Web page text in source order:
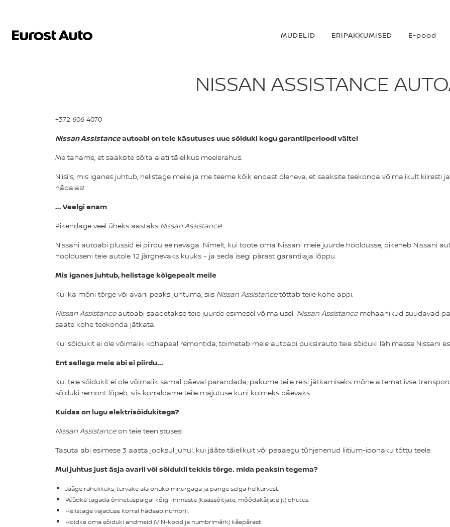
MUDELID ERIPAKKUMISED E-pood
NISSAN ASSISTANCE
+372 606 4070
Nissan Assistanceautoabi on teie käsutuses uue sõiduki kogu garantiiperioodi vältel
Me tahame, et saaksite sõita alati täielikus meelerahus.
Niisiis, mis iganes juhtub, helistage meile ja me teeme kõik endast oleneva, et saaksite teekonda võimalikult kiiresti
nädalas!
... Veelgi enam
Pikendage veel üheks aastaks Nissan Assistance!
Nissani autoabi plussid ei piirdu eelnevaga. Nimelt, kui toote oma Nissani meie juurde hooldusse, pikeneb Nissani
hoolduseni teie autole 12 järgnevaks kuuks – ja seda isegi pärast garantiiaja lõppu.
Mis iganes juhtub, helistage kõigepealt meile
Kui ka mõni tõrge või avarii peaks juhtuma, siis Nissan Assistancetõttab teile kohe appi.
Nissan Assistanceautoabi saadetakse teie juurde esimesel võimalusel. Nissan Assistancemehaanikud suudavad
saate kohe teekonda jätkata.
Kui sõidukit ei ole võimalik kohapeal remontida, toimetab meie autoabi puksiirauto teie sõiduki lähimasse Nissani
Ent sellega meie abi ei piirdu...
Kui teie sõidukit ei ole võimalik samal päeval parandada, pakume teile reisi jätkamiseks mõne alternatiivse
sõiduki remont lõpeb, siis korraldame teile majutuse kuni kolmeks päevaks.
Kuidas on lugu elektrisõidukitega?
Nissan Assistanceon teie teenistuses!
Tasuta abi esimese 3 aasta jooksul juhul, kui jääte täielikult või peaaegu tühjenenud liitium-ioonaku tõttu teele.
Mul juhtus just äsja avarii või sõidukil tekkis tõrge. mida peaksin tegema?
Jääge rahulikuks, turvake ala ohukolmnurgaga ja pange selga helkurvest.
Püüdke tagada õnnetuspaigal kõigi inimeste (kaassõitjate, möödakäijate jt) ohutus.
Helistage vajaduse korral hädaabinumbril.
Hoidke oma sõiduki andmeid (VIN-kood ja numbrimärk) käepärast.